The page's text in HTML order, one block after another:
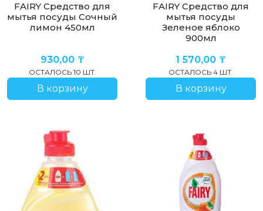
FAIRY Средство для
мытья посуды Сочный
лимон 450мл
930,00 ₸
ОСТАЛОСЬ 10 ШТ.
В корзину
FAIRY Средство для
мытья посуды
Зеленое яблоко
900мл
1 570,00 ₸
ОСТАЛОСЬ 4 ШТ.
В корзину